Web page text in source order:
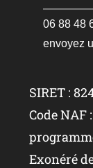
06 88 48
envoyez
SIRET :
Code NAF
Exonéré